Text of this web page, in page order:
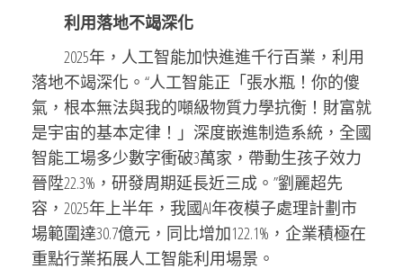
利用落地不竭深化
2025年，人工智能加快進進千行百業，利用
落地不竭深化。“人工智能正「張水瓶！你的傻
氣，根本無法與我的噸級物質力學抗衡！財富就
是宇宙的基本定律！」深度嵌進制造系統，全國
智能工場多少數字衝破3萬家，帶動生孩子效力
晉陞22.3%，研發周期延長近三成。”劉麗超先
容，2025年上半年，我國AI年夜模子處理計劃市
場範圍達30.7億元，同比增加122.1%，企業積極在
重點行業拓展人工智能利用場景。